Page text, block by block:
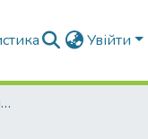
Увійти
Конференції та матеріали конференцій